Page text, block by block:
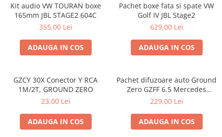
Kit audio VW TOURAN boxe
165mm JBL STAGE2 604C
355,00 Lei
ADAUGA IN COS
Pachet boxe fata si spate VW
Golf IV JBL Stage2
629,00 Lei
ADAUGA IN COS
GZCY 30X Conector Y RCA
1M/2T, GROUND ZERO
23,00 Lei
ADAUGA IN COS
Pachet difuzoare auto Ground
Zero GZFF 6.5 Mercedes
Vito/Viano/Sprinter
229,00 Lei
ADAUGA IN COS